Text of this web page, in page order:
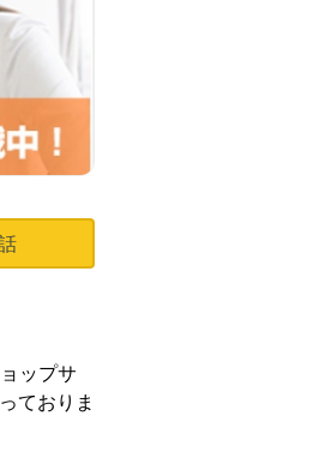
ップサ
ておりま